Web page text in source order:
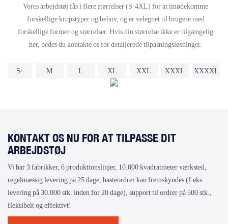
Vores arbejdstøj fås i flere størrelser (S-4XL) for at imødekomme
forskellige kropstyper og behov, og er velegnet til brugere med
forskellige former og størrelser. Hvis din størrelse ikke er tilgængelig
her, bedes du kontakte os for detaljerede tilpasningsløsninger.
S M L XL XXL XXXL XXXXL
KONTAKT OS NU FOR AT TILPASSE DIT
ARBEJDSTØJ
Vi har 3 fabrikker, 6 produktionslinjer, 10.000 kvadratmeter værksted,
regelmæssig levering på 25 dage, hasteordrer kan fremskyndes (f.eks.
levering på 30.000 stk. inden for 20 dage), support til ordrer på 500 stk.,
fleksibelt og effektivt!